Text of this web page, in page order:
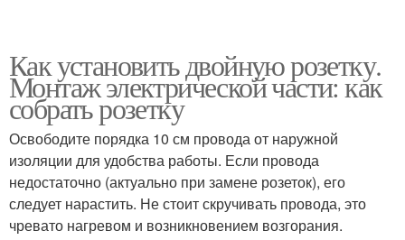
Как установить двойную розетку.
Монтаж электрической части: как
собрать розетку
Освободите порядка 10 см провода от наружной
изоляции для удобства работы. Если провода
недостаточно (актуально при замене розеток), его
следует нарастить. Не стоит скручивать провода, это
чревато нагревом и возникновением возгорания.